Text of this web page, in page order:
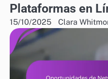
Plataformas en
15/10/2025 Clara